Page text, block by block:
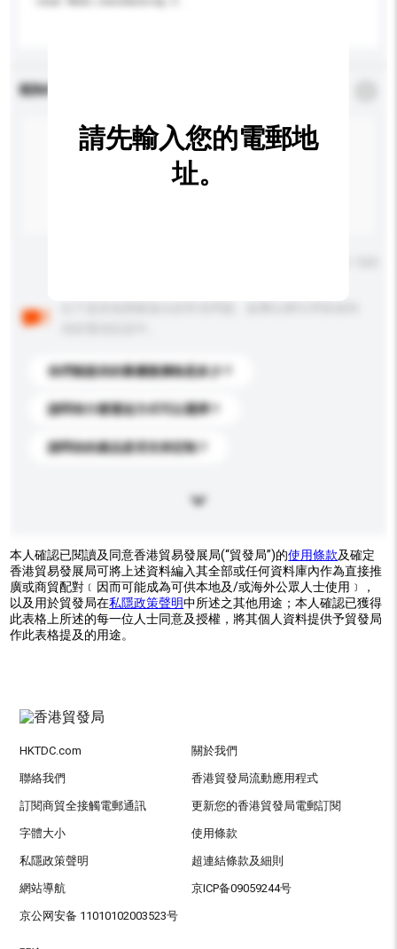
查詢內容
你們能提供的最優惠價格是多少？
請問有什麼運送方式可以選擇？
請問你的產品是否支持定制？
請先輸入您的電郵地
址。
本人確認已閱讀及同意香港貿易發展局(“貿發局”)的使用條款及確定
香港貿易發展局可將上述資料編入其全部或任何資料庫內作為直接推
廣或商貿配對﹝因而可能成為可供本地及/或海外公眾人士使用﹞，
以及用於貿發局在私隱政策聲明中所述之其他用途；本人確認已獲得
此表格上所述的每一位人士同意及授權，將其個人資料提供予貿發局
作此表格提及的用途。
HKTDC.com 關於我們
聯絡我們 香港貿發局流動應用程式
訂閱商貿全接觸電郵通訊 更新您的香港貿發局電郵訂閱
字體大小 使用條款
私隱政策聲明 超連結條款及細則
網站導航 京ICP备09059244号
京公网安备 11010102003523号